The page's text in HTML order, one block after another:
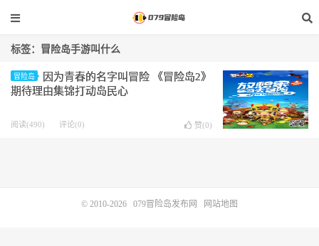
标签：冒险岛手游叫什么
冒险岛
因为青春的名字叫冒险 《冒险岛2》
期待理由集锦打动岛民心
阅读(490) 评论(0) 赞(0)
© 2010-2026 079冒险岛发布网 网站地图